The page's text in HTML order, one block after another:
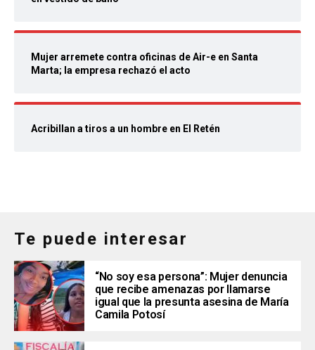
Mujer arremete contra oficinas de Air-e en Santa
Marta; la empresa rechazó el acto
Acribillan a tiros a un hombre en El Retén
Te puede interesar
“No soy esa persona”: Mujer denuncia
que recibe amenazas por llamarse
igual que la presunta asesina de María
Camila Potosí